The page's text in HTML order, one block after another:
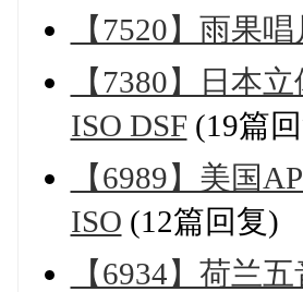
【7520】雨果
【7380】日本
ISO DSF (19篇
【6989】美国
ISO (12篇回复)
【6934】荷兰